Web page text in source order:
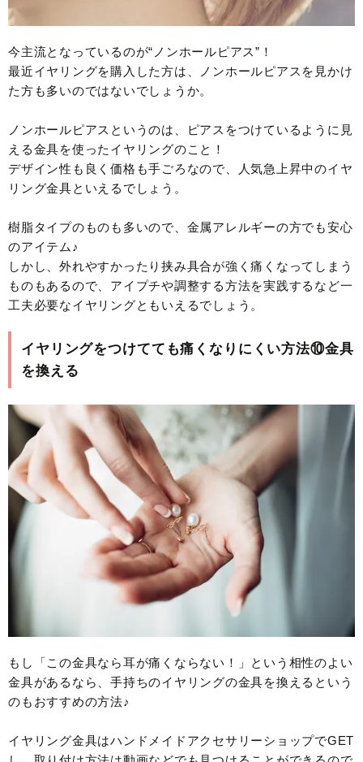
今主流となっているのが“ノンホールピアス”！
最近イヤリングを購入した方は、ノンホールピアスを見かけ
た方も多いのではないでしょうか。
ノンホールピアスというのは、ピアスをつけているように見
える金具を使ったイヤリングのこと！
デザイン性も良く価格も手ごろなので、人気急上昇中のイヤ
リング金具といえるでしょう。
樹脂タイプのものも多いので、金属アレルギーの方でも安心
のアイテム♪
しかし、外れやすかったり挟み具合が強く痛くなってしまう
ものもあるので、アイプチや調整する方法を実践するなど一
工夫必要なイヤリングともいえるでしょう。
イヤリングをつけてても痛くなりにくい方法⑩金具
を換える
もし「この金具なら耳が痛くならない！」という相性のよい
金具があるなら、手持ちのイヤリングの金具を換えるという
のもおすすめの方法♪
イヤリング金具はハンドメイドアクセサリーショップでGET